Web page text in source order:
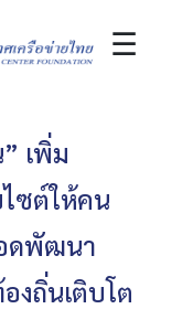
☰
เพิ่ม
ซต์ให้คน
ดพัฒนา
งถิ่นเติบโต